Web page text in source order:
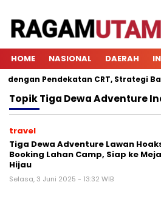
HOME NASIONAL DAERAH
Pendekatan CRT, Strategi
TopikTiga Dewa Adventure
travel
Tiga Dewa Adventure Lawan
Booking Lahan Camp, Siap ke Meja
Hijau
Selasa, 3 Juni 2025 - 13:32 WIB